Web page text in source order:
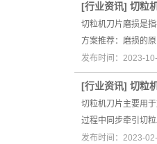
[行业资讯] 切粒
切粒机刀片磨损是
方案推荐：磨损的
发布时间：2023-
[行业资讯] 切粒
切粒机刀片主要用
过程中同步牵引切
发布时间：2023-